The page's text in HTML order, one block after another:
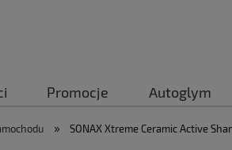
Promocje Autoglym
» SONAX Xtreme Ceramic Active